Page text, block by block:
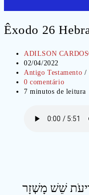
Êxodo 26
Autor
do
post:
ADILSON
Post
publicado:
02/04/2022
Categoria
do
post:
Antigo Testamento /
Comentários
do
0 comentário
Tempo
7 minutos de leitura
שֵׁשׁ מָשְׁזָר